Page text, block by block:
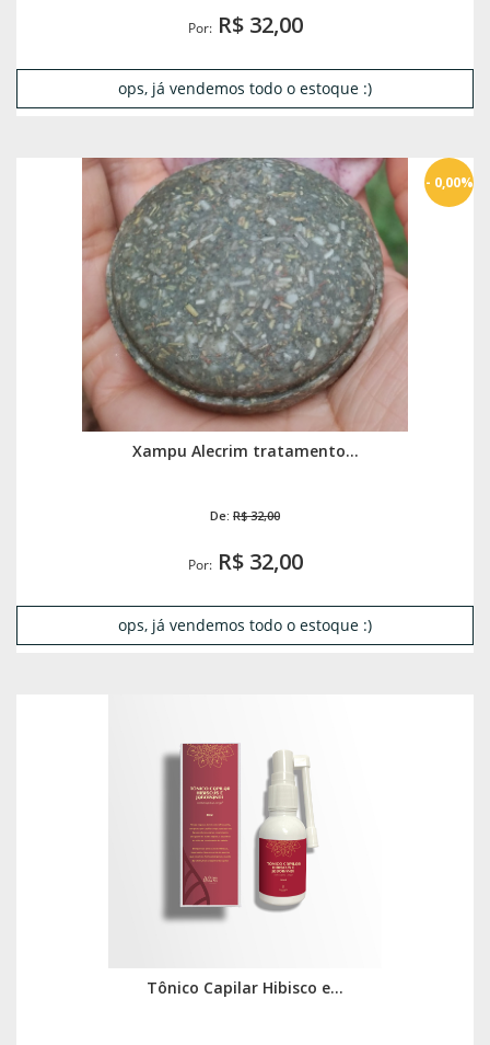
Por:R$ 32,00
ops, já vendemos todo o estoque :)
Xampu Alecrim tratamento...
De: R$ 32,00
Por:R$ 32,00
- 0,00%
ops, já vendemos todo o estoque :)
Tônico Capilar Hibisco e...